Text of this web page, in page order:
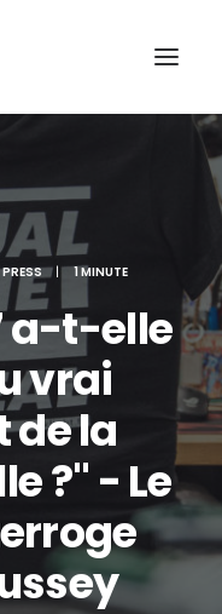
PRESS | 1 MINUTE
a-t-elle
vrai
de la
?" - Le